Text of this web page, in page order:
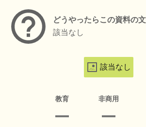
どうやったらこの資料の
該当なし
該当なし
教育 非商用